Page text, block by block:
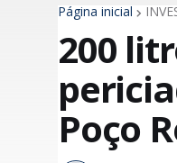
Página inicial
200
Poço